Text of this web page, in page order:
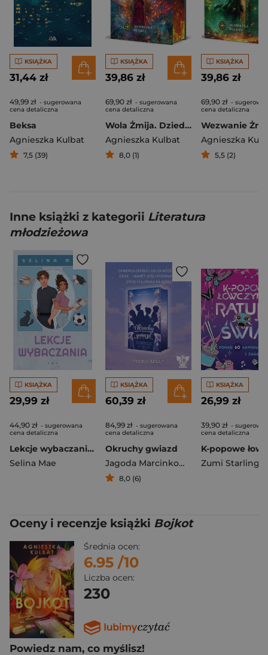
KSIĄŻKA
31,44 zł
49,99 zł - sugerowana
cena detaliczna
Beksa
Agnieszka Kulbat
7,5 (39)
KSIĄŻKA
39,86 zł
69,90 zł - sugerowana
cena detaliczna
Wola Żmija. Dziedzictwo stróża Nawii. Słowiańskie Światy. Tom 2 (ilustrowane brzegi)
Agnieszka Kulbat
8,0 (1)
KSIĄŻKA
39,86 zł
69,90 zł -
cena detaliczna
Agnieszka
5,5 (2)
Inne książki z kategorii Literatura
młodzieżowa
KSIĄŻKA
29,99 zł
44,90 zł - sugerowana
cena detaliczna
Lekcje wybaczania. Hall Beck University. Tom 2
Selina Mae
KSIĄŻKA
60,39 zł
84,99 zł - sugerowana
cena detaliczna
Okruchy gwiazd
Jagoda Marcinkowska
8,0 (6)
KSIĄŻKA
26,99 zł
39,90 zł -
cena detaliczna
Zumi Starling
Oceny i recenzje książki Bojkot
Średnia ocen:
6.95 /10
Liczba ocen:
230
Powiedz nam, co myślisz!